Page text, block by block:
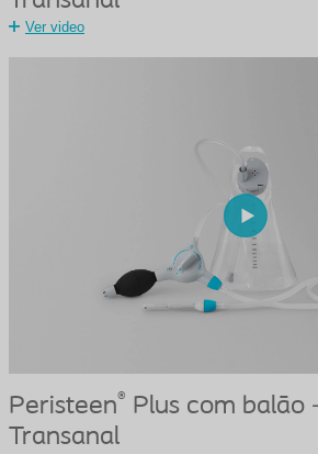
Ver video
Peristeen® Plus com balão
Transanal